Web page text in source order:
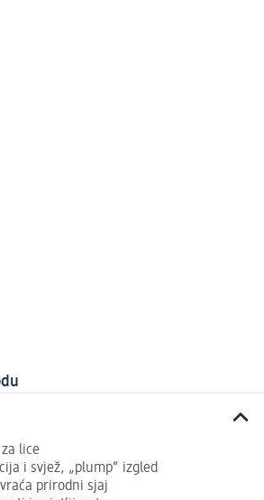
lice
i svjež, „plump“ izgled
prirodni sjaj